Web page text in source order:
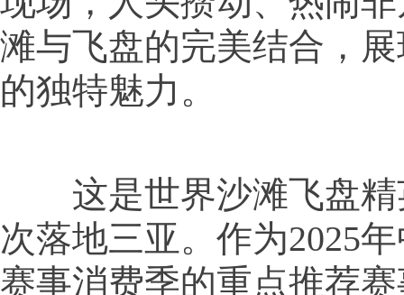
滩与飞盘的完美结合，
的独特魅力。
这是世界沙滩飞盘精
次落地三亚。作为2025
赛事消费季的重点推荐